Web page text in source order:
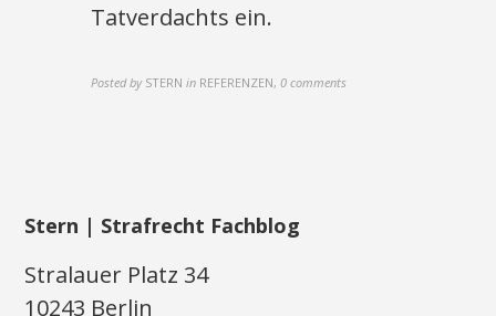
Tatverdachts ein.
Posted by STERN in REFERENZEN,0 comments
Stern | Strafrecht Fachblog
Stralauer Platz 34
10243 Berlin